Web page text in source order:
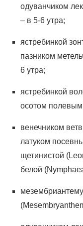
одуванчиком
– в 5-6
ястребинкой
пазником
6 утра;
ястребинкой
осотом полевым
венечником
латуком
щетинистой
белой